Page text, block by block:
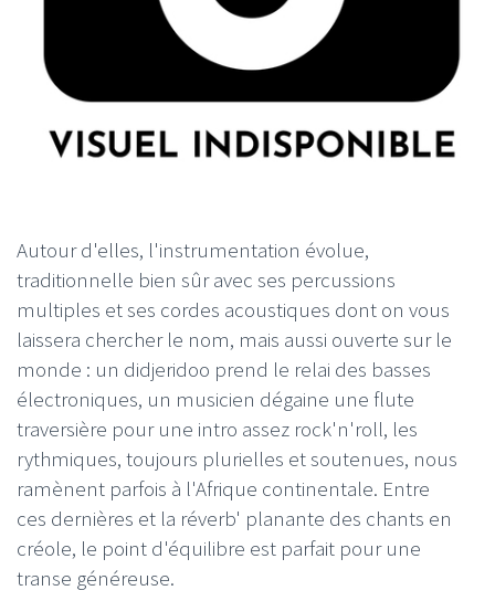
Autour d'elles, l'instrumentation évolue,
traditionnelle bien sûr avec ses percussions
multiples et ses cordes acoustiques dont on vous
laissera chercher le nom, mais aussi ouverte sur le
monde : un didjeridoo prend le relai des basses
électroniques, un musicien dégaine une flute
traversière pour une intro assez rock'n'roll, les
rythmiques, toujours plurielles et soutenues, nous
ramènent parfois à l'Afrique continentale. Entre
ces dernières et la réverb' planante des chants en
créole, le point d'équilibre est parfait pour une
transe généreuse.